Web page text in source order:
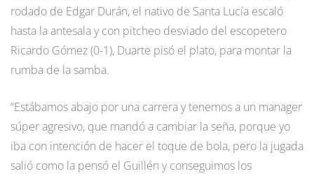
rodado de Edgar Durán, el nativo de Santa Lucía escaló
hasta la antesala y con pitcheo desviado del escopetero
Ricardo Gómez (0-1), Duarte pisó el plato, para montar la
rumba de la samba.
“Estábamos abajo por una carrera y tenemos a un manager
súper agresivo, que mandó a cambiar la seña, porque yo
iba con intención de hacer el toque de bola, pero la jugada
salió como la pensó el Guillén y conseguimos los